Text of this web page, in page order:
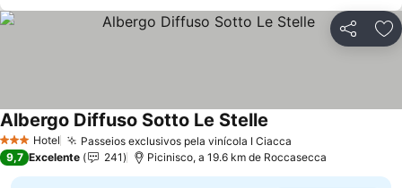
Partilhar
3 EstrelasHotel Passeios exclusivos pela vinícola I Ciacca
Albergo Diffuso Sotto Le Stelle
9,7 Excelente 241 Picinisco, a 19.6 km de Roccasecca